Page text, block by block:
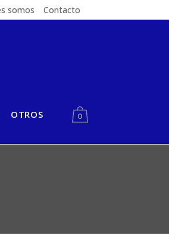
somos Contacto
OTROS 0